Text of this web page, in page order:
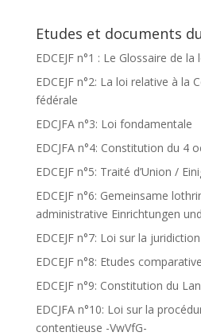
Etudes et documents du
EDCEJF n°1 : Le Glossaire de
EDCEJF n°2: La loi relative à la
fédérale
EDCJFA n°3: Loi fondamentale
EDCJFA n°4: Constitution du 4
EDCEJF n°5: Traité d’Union /
EDCEJF n°6: Gemeinsame
administrative Einrichtungen
EDCEJF n°7: Loi sur la
EDCEJF n°8: Etudes
EDCEJF n°9: Constitution du
EDCJFA n°10: Loi sur la
contentieuse -VwVfG-